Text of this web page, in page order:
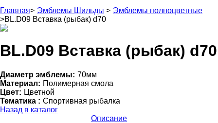
Главная> Эмблемы Шильды > Эмблемы полноцветные
>BL.D09 Вставка (рыбак) d70
BL.D09 Вставка (рыбак) d70
Диаметр эмблемы: 70мм
Материал: Полимерная смола
Цвет: Цветной
Тематика : Спортивная рыбалка
Назад в каталог
Описание